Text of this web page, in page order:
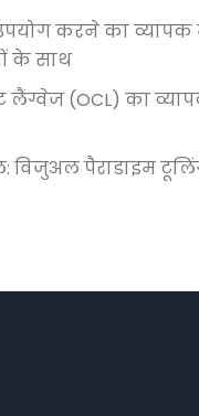
करने का व्यापक
के साथ
लैंग्वेज (OCL) का
विजुअल पैराडाइम